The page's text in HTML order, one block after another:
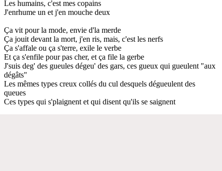
Les humains, c'est mes copains
J'enrhume un et j'en mouche deux
Ça vit pour la mode, envie d'la merde
Ça jouit devant la mort, j'en ris, mais, c'est les nerfs
Ça s'affale ou ça s'terre, exile le verbe
Et ça s'enfile pour pas cher, et ça file la gerbe
J'suis deg' des gueules dégeu' des gars, ces gueux qui gueulent "aux
dégâts"
Les mêmes types creux collés du cul desquels dégueulent des
queues
Ces types qui s'plaignent et qui disent qu'ils se saignent